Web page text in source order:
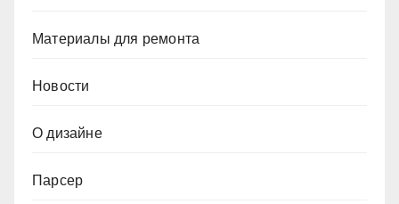
Материалы для ремонта
Новости
О дизайне
Парсер